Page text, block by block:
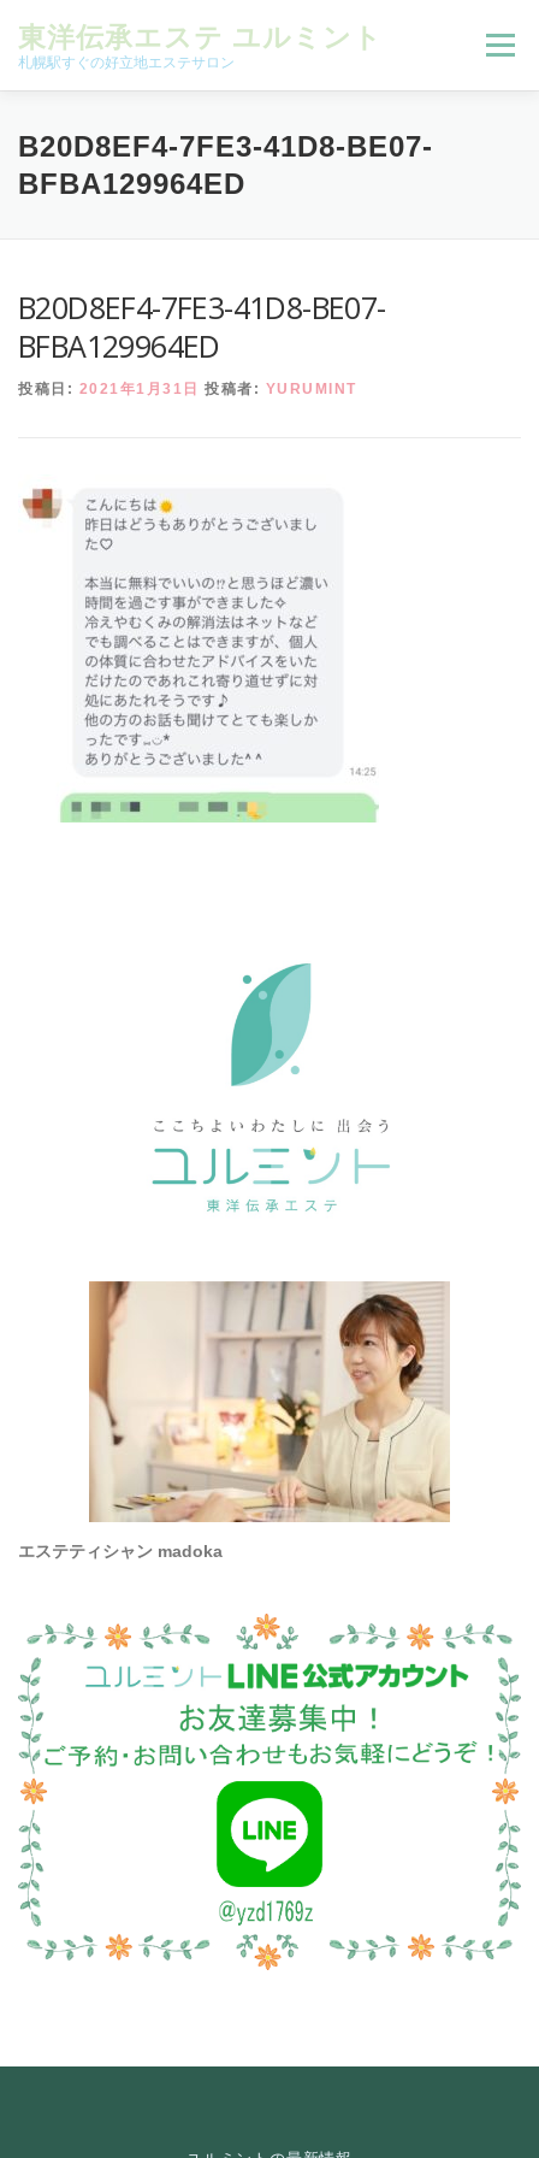
東洋伝承エステ ユルミント
札幌駅すぐの好立地エステサロン
メニュー
初回限定お試しコース（ご新規様限定）
オンラインメニュー アクセス よくある質問
B20D8EF4-7FE3-41D8-BE07-
BFBA129964ED
B20D8EF4-7FE3-41D8-BE07-
BFBA129964ED
投稿日: 2021年1月31日 投稿者: YURUMINT
エステティシャン madoka